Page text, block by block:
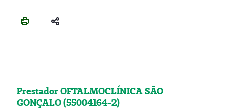
Prestador OFTALMOCLÍNICA SÃO
GONÇALO (55004164-2)